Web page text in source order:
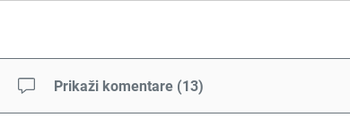
Prikaži komentare (13)